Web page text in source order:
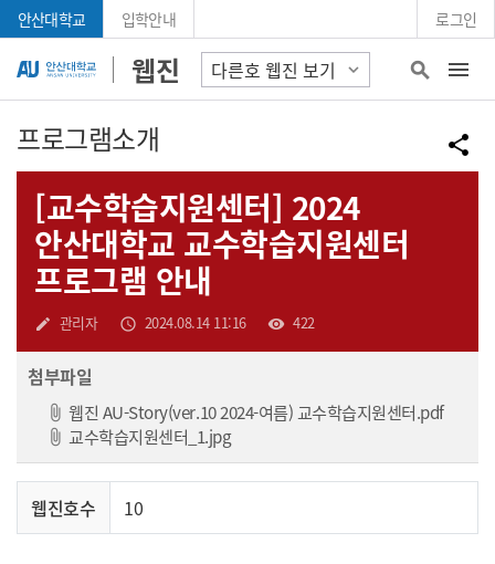
Skip Menu
안산대학교 입학안내 로그인
안산대학교 웹진
웹진 search
프로그램소개 공
share
[교수학습지원센터] 2024
안산대학교 교수학습지원센터
프로그램 안내
작성자
create 관리자 작성일
access_time 2024.08.14 11:16 조회수
visibility 422
첨부파일
웹진 AU-Story(ver.10 2024-여름) 교수학습지원센터.pdf파일
교수학습지원센터_1.jpg파일 다운로드
웹진호수 10